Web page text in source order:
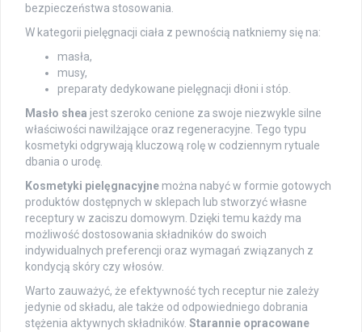
bezpieczeństwa stosowania.
W kategorii pielęgnacji ciała z pewnością natkniemy się na:
masła,
musy,
preparaty dedykowane pielęgnacji dłoni i stóp.
Masło shea jest szeroko cenione za swoje niezwykle silne
właściwości nawilżające oraz regeneracyjne. Tego typu
kosmetyki odgrywają kluczową rolę w codziennym rytuale
dbania o urodę.
Kosmetyki pielęgnacyjne można nabyć w formie gotowych
produktów dostępnych w sklepach lub stworzyć własne
receptury w zaciszu domowym. Dzięki temu każdy ma
możliwość dostosowania składników do swoich
indywidualnych preferencji oraz wymagań związanych z
kondycją skóry czy włosów.
Warto zauważyć, że efektywność tych receptur nie zależy
jedynie od składu, ale także od odpowiedniego dobrania
stężenia aktywnych składników. Starannie opracowane